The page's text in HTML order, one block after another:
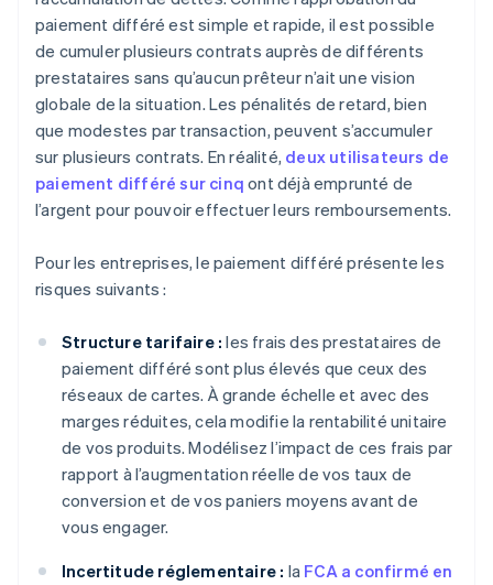
paiement différé est simple et rapide, il est possible
de cumuler plusieurs contrats auprès de différents
prestataires sans qu’aucun prêteur n’ait une vision
globale de la situation. Les pénalités de retard, bien
que modestes par transaction, peuvent s’accumuler
sur plusieurs contrats. En réalité, deux utilisateurs de
paiement différé sur cinq ont déjà emprunté de
l’argent pour pouvoir effectuer leurs remboursements.
Pour les entreprises, le paiement différé présente les
risques suivants :
Structure tarifaire : les frais des prestataires de
paiement différé sont plus élevés que ceux des
réseaux de cartes. À grande échelle et avec des
marges réduites, cela modifie la rentabilité unitaire
de vos produits. Modélisez l’impact de ces frais par
rapport à l’augmentation réelle de vos taux de
conversion et de vos paniers moyens avant de
vous engager.
Incertitude réglementaire : la FCA a confirmé en